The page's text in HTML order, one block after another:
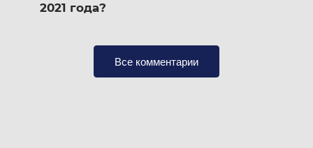
2021 года?
Все комментарии